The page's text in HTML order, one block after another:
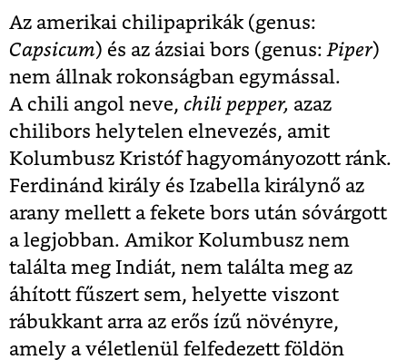
Az amerikai chilipaprikák (genus:
Capsicum) és az ázsiai bors (genus: Piper)
nem állnak rokonságban egymással.
A chili angol neve, chili pepper, azaz
chilibors helytelen elnevezés, amit
Kolumbusz Kristóf hagyományozott ránk.
Ferdinánd király és Izabella királynő az
arany mellett a fekete bors után sóvárgott
a legjobban. Amikor Kolumbusz nem
találta meg Indiát, nem találta meg az
áhított fűszert sem, helyette viszont
rábukkant arra az erős ízű növényre,
amely a véletlenül felfedezett földön